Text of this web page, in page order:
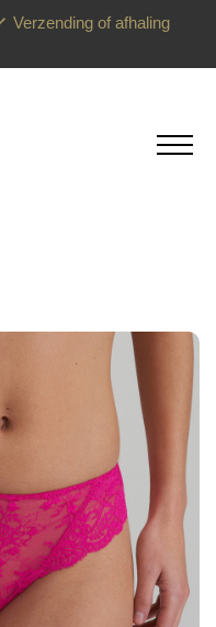
Verzending of afhaling